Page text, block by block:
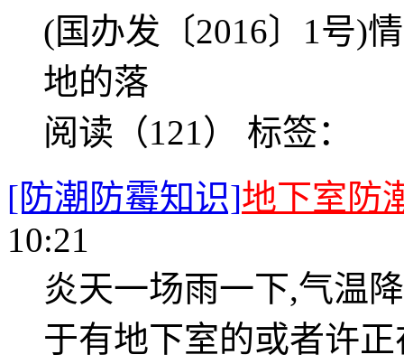
(国办发〔2016〕1号)
地的落
阅读（121） 标签：
[防潮防霉知识]地下室防
10:21
炎天一场雨一下,气温
于有地下室的或者许